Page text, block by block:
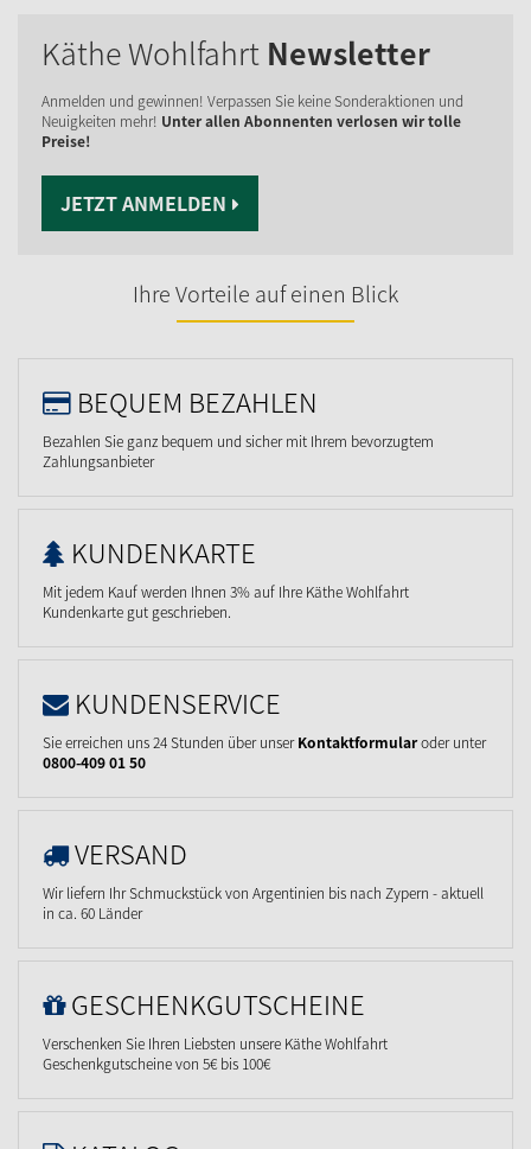
Käthe Wohlfahrt Newsletter
Anmelden und gewinnen! Verpassen Sie keine Sonderaktionen und
Neuigkeiten mehr! Unter allen Abonnenten verlosen wir tolle
Preise!
JETZT ANMELDEN
Ihre Vorteile auf einen Blick
BEQUEM BEZAHLEN
Bezahlen Sie ganz bequem und sicher mit Ihrem bevorzugtem
Zahlungsanbieter
KUNDENKARTE
Mit jedem Kauf werden Ihnen 3% auf Ihre Käthe Wohlfahrt
Kundenkarte gut geschrieben.
KUNDENSERVICE
Sie erreichen uns 24 Stunden über unserKontaktformularoder unter
0800-409 01 50
VERSAND
Wir liefern Ihr Schmuckstück von Argentinien bis nach Zypern - aktuell
in ca. 60 Länder
GESCHENKGUTSCHEINE
Verschenken Sie Ihren Liebsten unsere Käthe Wohlfahrt
Geschenkgutscheine von 5€ bis 100€